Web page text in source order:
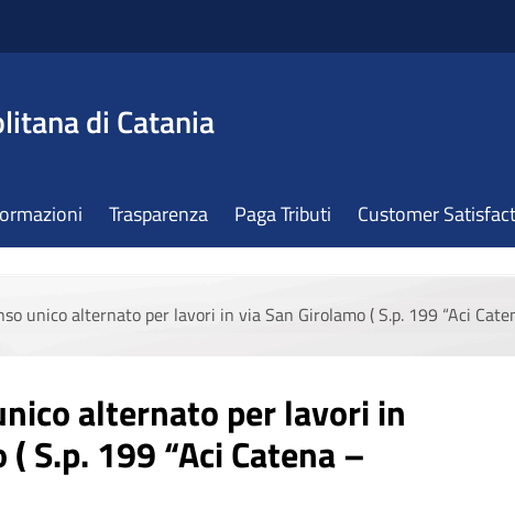
di Catania
Trasparenza Paga Tributi Customer
unico alternato per lavori in via San Girolamo ( S.p. 199 “Aci
alternato per lavori in
S.p. 199 “Aci Catena –